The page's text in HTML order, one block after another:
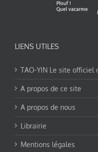
LIENS UTILES
TAO-YIN Le site officiel
A propos de ce site
A propos de nous
Librairie
Mentions légales